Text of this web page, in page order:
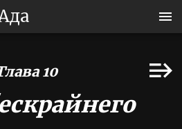
10